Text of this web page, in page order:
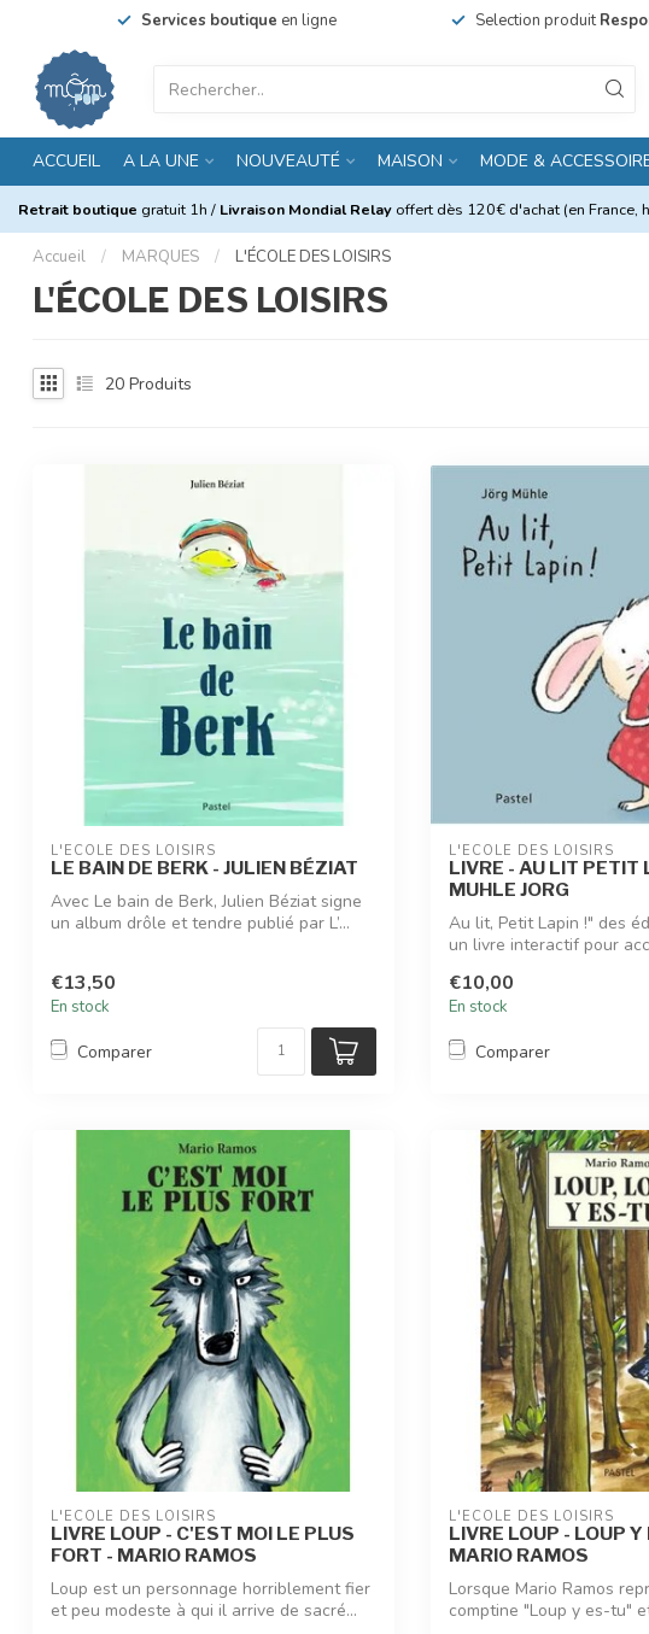
Services boutique en ligne Selection produit
ACCUEIL A LA UNE NOUVEAUTÉ MAISON MODE &
Retrait boutique gratuit 1h / Livraison Mondial Relay offert dès 120€ d'achat (en France,
Accueil / MARQUES / L'ÉCOLE DES LOISIRS
L'ÉCOLE DES LOISIRS
20 Produits
L'ÉCOLE DES LOISIRS
LE BAIN DE BERK - JULIEN BÉZIAT
Avec Le bain de Berk, Julien Béziat signe
un album drôle et tendre publié par L’...
€13,50
En stock
Comparer
L'ÉCOLE DES LOISIRS
LIVRE - AU LIT PETIT
MUHLE JORG
Au lit, Petit Lapin !" des
un livre interactif pour
€10,00
En stock
Comparer
L'ÉCOLE DES LOISIRS
LIVRE LOUP - C'EST MOI LE PLUS
FORT - MARIO RAMOS
Loup est un personnage horriblement fier
et peu modeste à qui il arrive de sacré...
L'ÉCOLE DES LOISIRS
LIVRE LOUP - LOUP Y
MARIO RAMOS
Lorsque Mario Ramos
comptine "Loup y es-tu"